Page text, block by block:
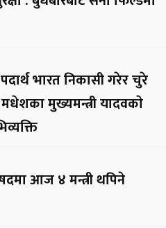
भारत निकासी गरेर चुरे
मुख्यमन्त्री यादवकाे
आज ४ मन्त्री थपिने